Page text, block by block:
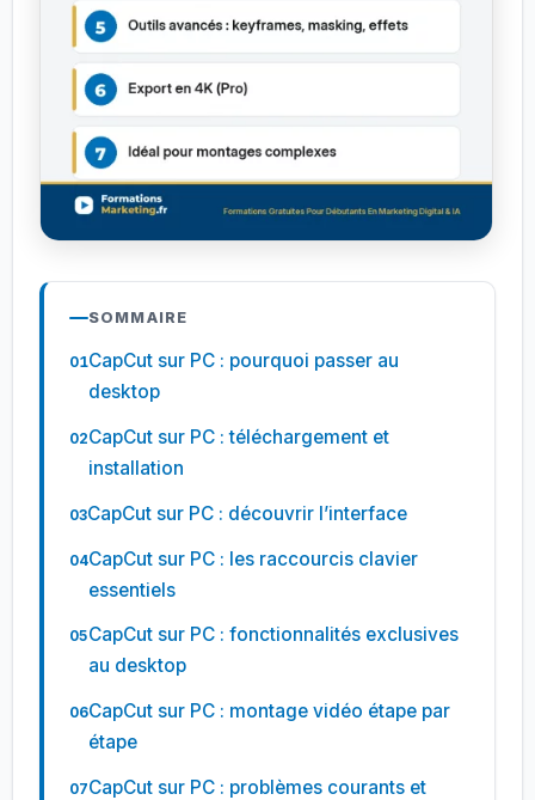
SOMMAIRE
CapCut sur PC : pourquoi passer au
desktop
CapCut sur PC : téléchargement et
installation
CapCut sur PC : découvrir l’interface
CapCut sur PC : les raccourcis clavier
essentiels
CapCut sur PC : fonctionnalités exclusives
au desktop
CapCut sur PC : montage vidéo étape par
étape
CapCut sur PC : problèmes courants et